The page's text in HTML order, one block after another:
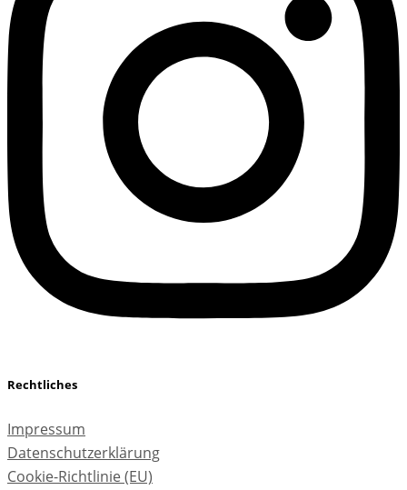
Rechtliches
Impressum
Datenschutzerklärung
Cookie-Richtlinie (EU)